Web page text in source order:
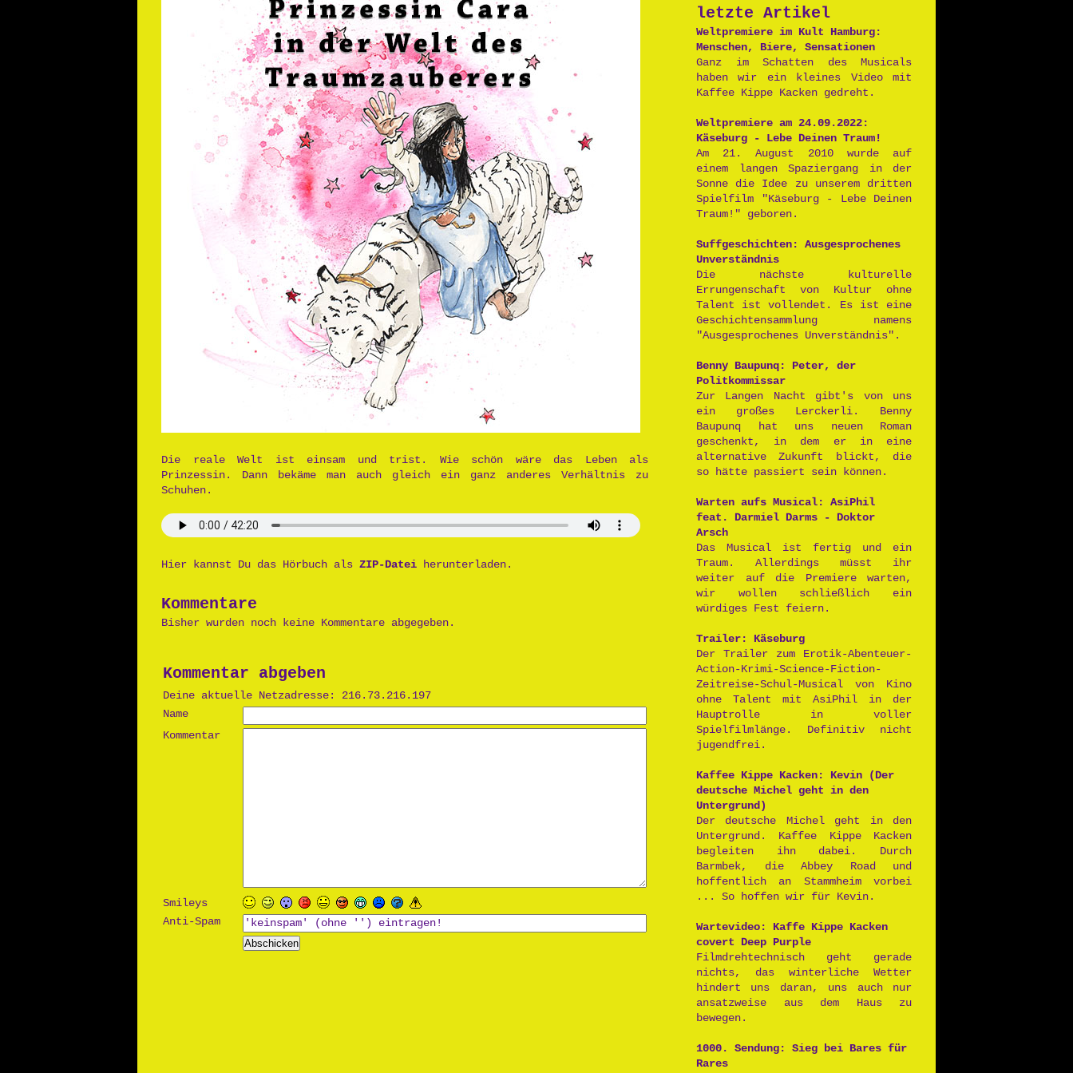
Postpunk
Die reale Welt ist einsam und trist. Wie schön wäre das Leben als
Prinzessin. Dann bekäme man auch gleich ein ganz anderes Verhältnis zu
Schuhen.
Hier kannst Du das Hörbuch als ZIP-Datei herunterladen.
Kommentare
Bisher wurden noch keine Kommentare abgegeben.
Kommentar abgeben
Deine aktuelle Netzadresse: 216.73.216.197
Name
Kommentar
Smileys
Anti-Spam
letzte Artikel
Weltpremiere im Kult Hamburg:
Menschen, Biere, Sensationen
Ganz im Schatten des Musicals
haben wir ein kleines Video mit
Kaffee Kippe Kacken gedreht.
Weltpremiere am 24.09.2022:
Käseburg - Lebe Deinen Traum!
Am 21. August 2010 wurde auf
einem langen Spaziergang in der
Sonne die Idee zu unserem dritten
Spielfilm "Käseburg - Lebe Deinen
Traum!" geboren.
Suffgeschichten: Ausgesprochenes
Unverständnis
Die nächste kulturelle
Errungenschaft von Kultur ohne
Talent ist vollendet. Es ist eine
Geschichtensammlung namens
"Ausgesprochenes Unverständnis".
Benny Baupunq: Peter, der
Politkommissar
Zur Langen Nacht gibt's von uns
ein großes Lerckerli. Benny
Baupunq hat uns neuen Roman
geschenkt, in dem er in eine
alternative Zukunft blickt, die
so hätte passiert sein können.
Warten aufs Musical: AsiPhil
feat. Darmiel Darms - Doktor
Arsch
Das Musical ist fertig und ein
Traum. Allerdings müsst ihr
weiter auf die Premiere warten,
wir wollen schließlich ein
würdiges Fest feiern.
Trailer: Käseburg
Der Trailer zum Erotik-Abenteuer-
Action-Krimi-Science-Fiction-
Zeitreise-Schul-Musical von Kino
ohne Talent mit AsiPhil in der
Hauptrolle in voller
Spielfilmlänge. Definitiv nicht
jugendfrei.
Kaffee Kippe Kacken: Kevin (Der
deutsche Michel geht in den
Untergrund)
Der deutsche Michel geht in den
Untergrund. Kaffee Kippe Kacken
begleiten ihn dabei. Durch
Barmbek, die Abbey Road und
hoffentlich an Stammheim vorbei
... So hoffen wir für Kevin.
Wartevideo: Kaffe Kippe Kacken
covert Deep Purple
Filmdrehtechnisch geht gerade
nichts, das winterliche Wetter
hindert uns daran, uns auch nur
ansatzweise aus dem Haus zu
bewegen.
1000. Sendung: Sieg bei Bares für
Rares